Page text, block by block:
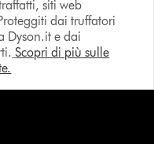
siti web
dai truffatori
Dyson.it e dai
Scopri di più sulle